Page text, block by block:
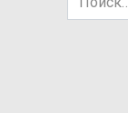
for: